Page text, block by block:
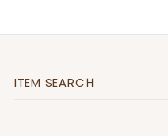
ITEM SEARCＨ